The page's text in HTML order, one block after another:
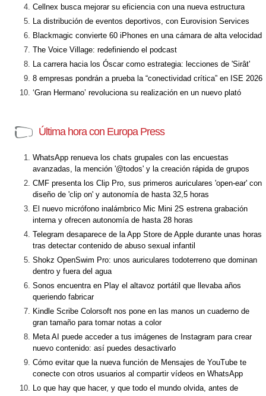
Cellnex busca mejorar su eficiencia con una nueva estructura
La distribución de eventos deportivos, con Eurovision Services
Blackmagic convierte 60 iPhones en una cámara de alta velocidad
The Voice Village: redefiniendo el podcast
La carrera hacia los Óscar como estrategia: lecciones de 'Sirât'
8 empresas pondrán a prueba la “conectividad crítica” en ISE 2026
‘Gran Hermano’ revoluciona su realización en un nuevo plató
Última hora con Europa Press
WhatsApp renueva los chats grupales con las encuestas
avanzadas, la mención '@todos' y la creación rápida de grupos
CMF presenta los Clip Pro, sus primeros auriculares 'open-ear' con
diseño de 'clip on' y autonomía de hasta 32,5 horas
El nuevo micrófono inalámbrico Mic Mini 2S estrena grabación
interna y ofrecen autonomía de hasta 28 horas
Telegram desaparece de la App Store de Apple durante unas horas
tras detectar contenido de abuso sexual infantil
Shokz OpenSwim Pro: unos auriculares todoterreno que dominan
dentro y fuera del agua
Sonos encuentra en Play el altavoz portátil que llevaba años
queriendo fabricar
Kindle Scribe Colorsoft nos pone en las manos un cuaderno de
gran tamaño para tomar notas a color
Meta AI puede acceder a tus imágenes de Instagram para crear
nuevo contenido: así puedes desactivarlo
Cómo evitar que la nueva función de Mensajes de YouTube te
conecte con otros usuarios al compartir vídeos en WhatsApp
Lo que hay que hacer, y que todo el mundo olvida, antes de